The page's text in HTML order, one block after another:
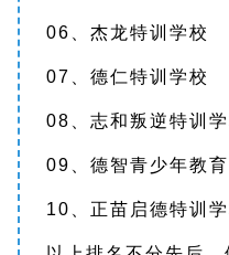
06、杰龙特训学校
07、德仁特训学校
08、志和叛逆特训学
09、德智青少年教育
10、正苗启德特训